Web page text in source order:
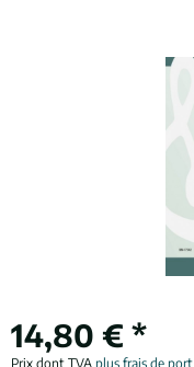
14,80 € *
Prix dont TVA plus frais de port